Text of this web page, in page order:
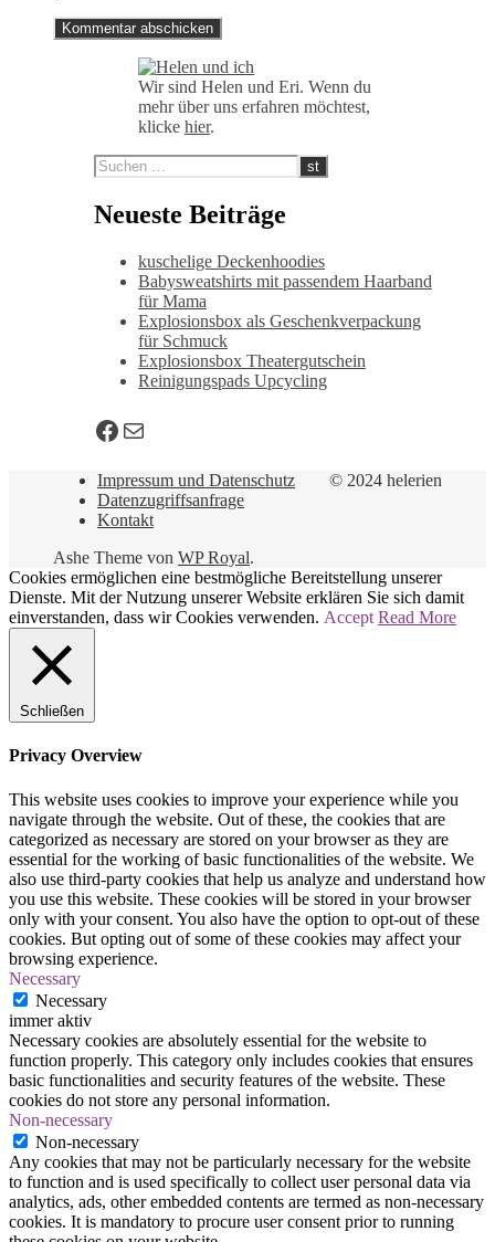
Wir sind Helen und Eri. Wenn du
mehr über uns erfahren möchtest,
klicke hier.
Neueste Beiträge
kuschelige Deckenhoodies
Babysweatshirts mit passendem Haarband
für Mama
Explosionsbox als Geschenkverpackung
für Schmuck
Explosionsbox Theatergutschein
Reinigungspads Upcycling
Facebook
E-Mail
© 2024 helerien
Impressum und Datenschutz
Datenzugriffsanfrage
Kontakt
Ashe Theme von WP Royal.
Cookies ermöglichen eine bestmögliche Bereitstellung unserer
Dienste. Mit der Nutzung unserer Website erklären Sie sich damit
einverstanden, dass wir Cookies verwenden. Accept Read More
Schließen
Privacy Overview
This website uses cookies to improve your experience while you
navigate through the website. Out of these, the cookies that are
categorized as necessary are stored on your browser as they are
essential for the working of basic functionalities of the website. We
also use third-party cookies that help us analyze and understand how
you use this website. These cookies will be stored in your browser
only with your consent. You also have the option to opt-out of these
cookies. But opting out of some of these cookies may affect your
browsing experience.
Necessary
Necessary
immer aktiv
Necessary cookies are absolutely essential for the website to
function properly. This category only includes cookies that ensures
basic functionalities and security features of the website. These
cookies do not store any personal information.
Non-necessary
Non-necessary
Any cookies that may not be particularly necessary for the website
to function and is used specifically to collect user personal data via
analytics, ads, other embedded contents are termed as non-necessary
cookies. It is mandatory to procure user consent prior to running